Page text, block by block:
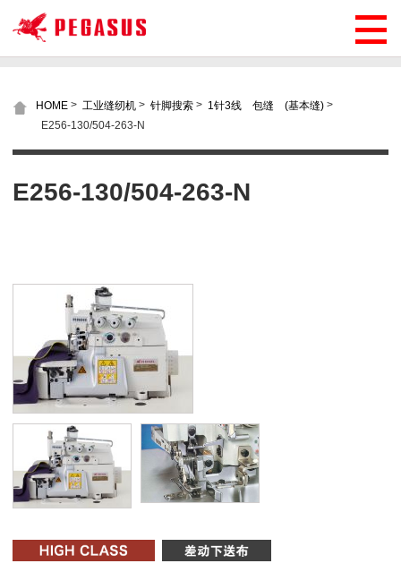
HOME > 工业缝纫机 > 针脚搜索 > 1针3线 包缝 (基本缝) >
E256-130/504-263-N
E256-130/504-263-N